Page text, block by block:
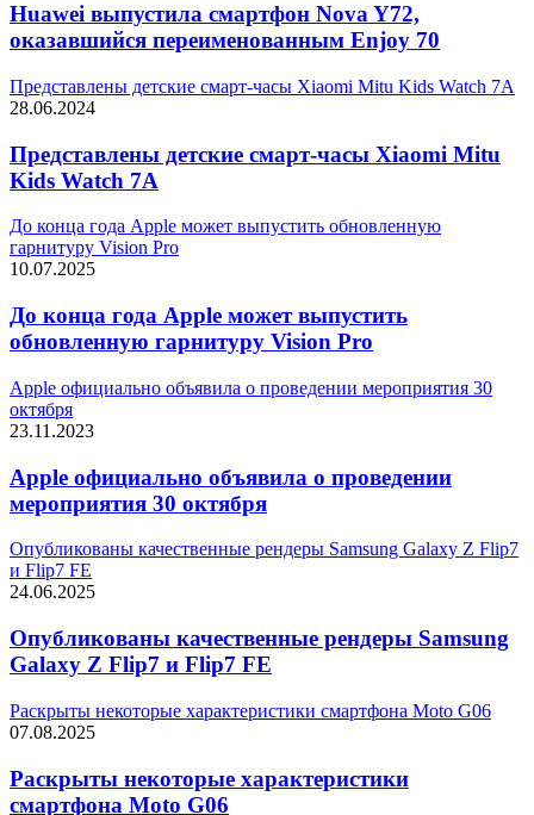
Huawei выпустила смартфон Nova Y72,
оказавшийся переименованным Enjoy 70
Представлены детские смарт-часы Xiaomi Mitu Kids Watch 7A
28.06.2024
Представлены детские смарт-часы Xiaomi Mitu
Kids Watch 7A
До конца года Apple может выпустить обновленную
гарнитуру Vision Pro
10.07.2025
До конца года Apple может выпустить
обновленную гарнитуру Vision Pro
Apple официально объявила о проведении мероприятия 30
октября
23.11.2023
Apple официально объявила о проведении
мероприятия 30 октября
Опубликованы качественные рендеры Samsung Galaxy Z Flip7
и Flip7 FE
24.06.2025
Опубликованы качественные рендеры Samsung
Galaxy Z Flip7 и Flip7 FE
Раскрыты некоторые характеристики смартфона Moto G06
07.08.2025
Раскрыты некоторые характеристики
смартфона Moto G06